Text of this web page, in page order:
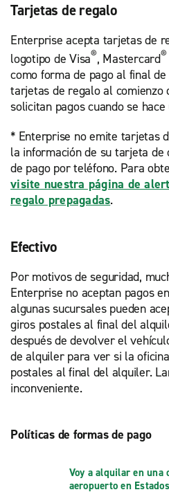
Tarjetas de regalo
Enterprise acepta tarjetas de
logotipo de Visa®, Mastercard®
como forma de pago al final
tarjetas de regalo al comienzo
solicitan pagos cuando se
* Enterprise no emite tarjetas
la información de su tarjeta
de pago por teléfono. Para
visite nuestra página de
regalo prepagadas.
Efectivo
Por motivos de seguridad,
Enterprise no aceptan pagos
algunas sucursales pueden
giros postales al final del
después de devolver el
de alquiler para ver si la
postales al final del alquiler.
inconveniente.
Políticas de formas de pago
Voy a alquilar en una
aeropuerto en